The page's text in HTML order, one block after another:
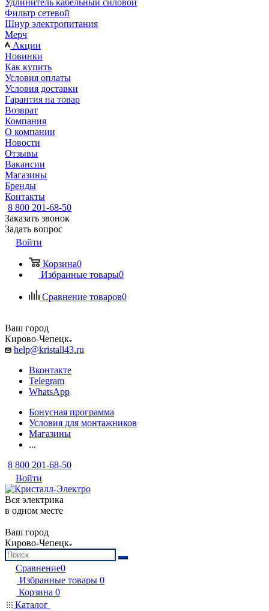
Удлинитель кабельный силовой
Фильтр сетевой
Шнур электропитания
Мерч
Акции
Новинки
Как купить
Условия оплаты
Условия доставки
Гарантия на товар
Возврат
Компания
О компании
Новости
Отзывы
Вакансии
Магазины
Бренды
Контакты
8 800 201-68-50
Заказать звонок
Задать вопрос
Войти
Корзина0
Избранные товары0
Сравнение товаров0
Ваш город
Кирово-Чепецк
help@kristall43.ru
Вконтакте
Telegram
WhatsApp
Бонусная программа
Условия для монтажников
Магазины
...
8 800 201-68-50
Войти
Вся электрика
в одном месте
Ваш город
Кирово-Чепецк
Сравнение0
Избранные товары 0
Корзина 0
Каталог